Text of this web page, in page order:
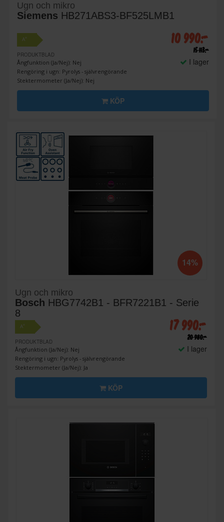
Ugn och mikro
Siemens HB271ABS3-BF525LMB1
A+
PRODUKTBLAD
Ångfunktion (Ja/Nej): Nej
Rengöring i ugn: Pyrolys - självrengörande
Stektermometer (Ja/Nej): Nej
10 990:-
15 113:-
I lager
KÖP
14%
Ugn och mikro
Bosch HBG7742B1 - BFR7221B1 - Serie
8
A+
PRODUKTBLAD
Ångfunktion (Ja/Nej): Nej
Rengöring i ugn: Pyrolys - självrengörande
Stektermometer (Ja/Nej): Ja
17 990:-
20 980:-
I lager
KÖP